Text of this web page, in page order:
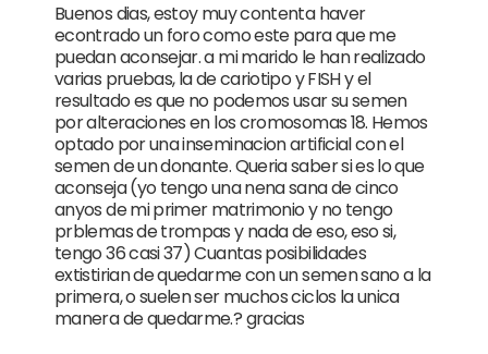
Buenos dias, estoy muy contenta haver
econtrado un foro como este para que me
puedan aconsejar. a mi marido le han realizado
varias pruebas, la de cariotipo y FISH y el
resultado es que no podemos usar su semen
por alteraciones en los cromosomas 18. Hemos
optado por una inseminacion artificial con el
semen de un donante. Queria saber si es lo que
aconseja (yo tengo una nena sana de cinco
anyos de mi primer matrimonio y no tengo
prblemas de trompas y nada de eso, eso si,
tengo 36 casi 37) Cuantas posibilidades
extistirian de quedarme con un semen sano a la
primera, o suelen ser muchos ciclos la unica
manera de quedarme.? gracias